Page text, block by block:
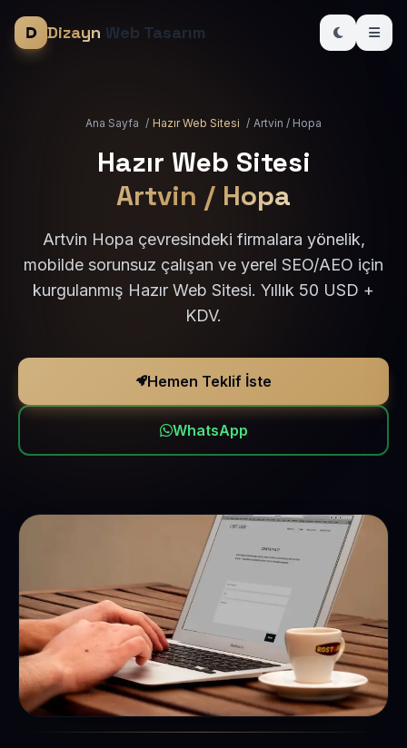
Dizayn Web Tasarım
Ana Sayfa / Hazır Web Sitesi / Artvin / Hopa
Hazır Web Sitesi
Artvin / Hopa
Artvin Hopa çevresindeki firmalara yönelik,
mobilde sorunsuz çalışan ve yerel SEO/AEO için
kurgulanmış Hazır Web Sitesi. Yıllık 50 USD +
KDV.
Hemen Teklif İste
WhatsApp